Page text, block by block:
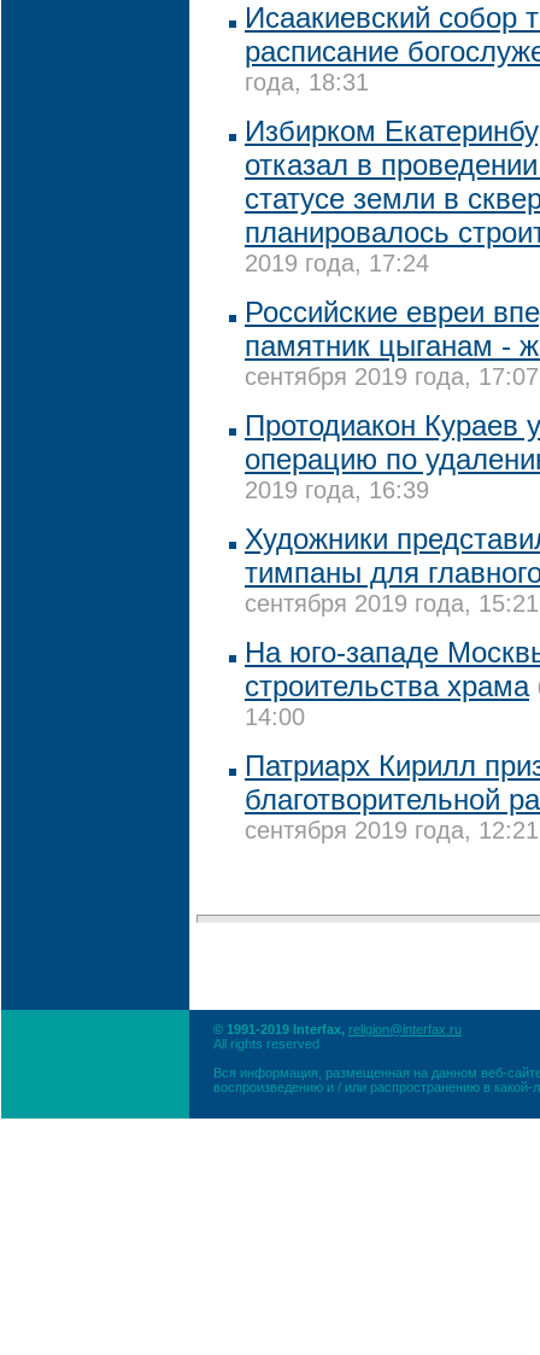
Исаакиевский собор
расписание
года, 18:31
Избирком
отказал в
статусе земли в
планировалось
2019 года, 17:24
Российские евреи
памятник цыганам -
сентября 2019 года, 17:07
Протодиакон Кураев
операцию по
2019 года, 16:39
Художники
тимпаны для
сентября 2019 года, 15:21
На юго-западе
строительства храма
14:00
Патриарх Кирилл
благотворительной
сентября 2019 года, 12:21
© 1991-2019 Interfax, religion@interfax.ru
All rights reserved
Вся информация, размещенная на данном веб-
воспроизведению и / или распространению в